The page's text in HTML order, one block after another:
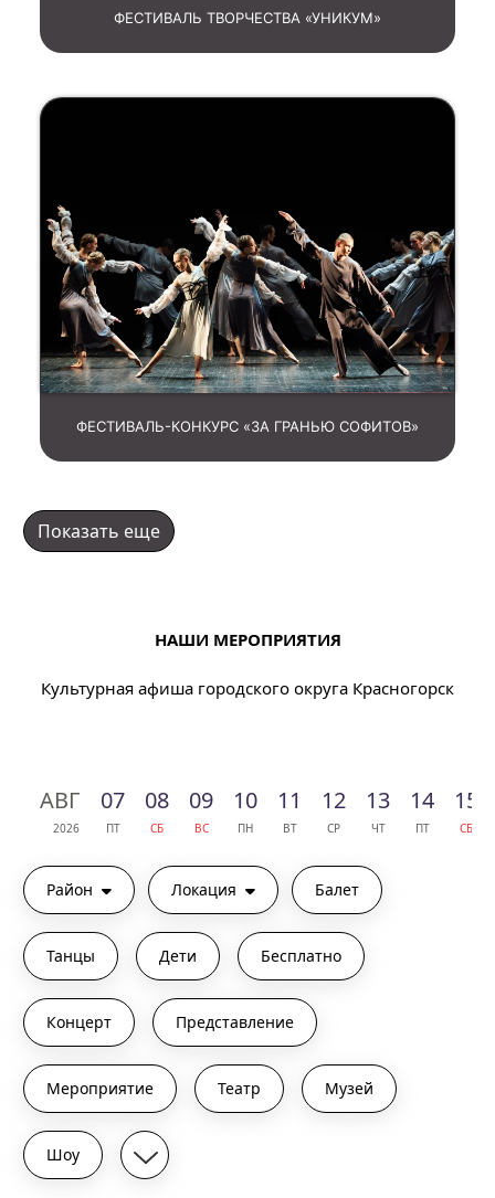
ФЕСТИВАЛЬ ТВОРЧЕСТВА «УНИКУМ»
ФЕСТИВАЛЬ-КОНКУРС «ЗА ГРАНЬЮ СОФИТОВ»
Показать еще
НАШИ МЕРОПРИЯТИЯ
Культурная афиша городского округа Красногорск
АВГ
2026
07
ПТ
08
СБ
09
ВС
10
ПН
11
ВТ
12
СР
13
ЧТ
14
ПТ
15
СБ
Район Локация Балет
Танцы Дети Бесплатно
Концерт Представление
Мероприятие Театр Музей
Шоу